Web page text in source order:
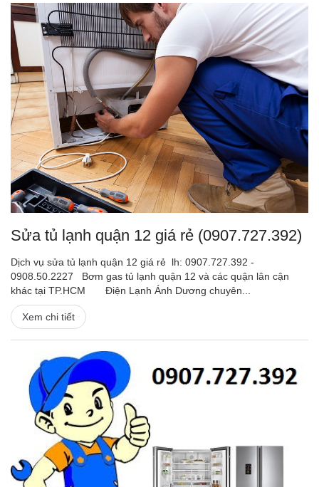
Sửa tủ lạnh quận 12 giá rẻ (0907.727.392)
Dịch vụ sửa tủ lạnh quận 12 giá rẻ lh: 0907.727.392 -
0908.50.2227 Bơm gas tủ lạnh quận 12 và các quận lân cận
khác tại TP.HCM Điện Lạnh Ánh Dương chuyên...
Xem chi tiết